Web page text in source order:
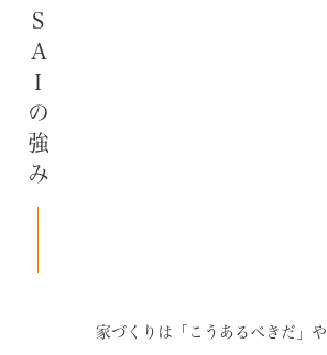
SAIの強み
家づくりは「こうあるべきだ」や